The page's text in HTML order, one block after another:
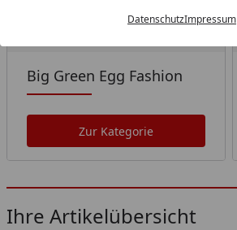
DatenschutzImpressum
Big Green Egg Fashion
Zur Kategorie
Ihre Artikelübersicht